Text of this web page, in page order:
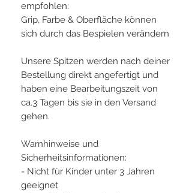
empfohlen:
Grip, Farbe & Oberfläche können
sich durch das Bespielen verändern
Unsere Spitzen werden nach deiner
Bestellung direkt angefertigt und
haben eine Bearbeitungszeit von
ca.3 Tagen bis sie in den Versand
gehen.
Warnhinweise und
Sicherheitsinformationen:
- Nicht für Kinder unter 3 Jahren
geeignet